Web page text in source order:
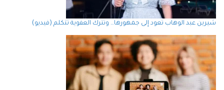
شيرين عبد الوهاب تعود إلى جمهورها… وتترك العفوية تتكلم (فيديو)